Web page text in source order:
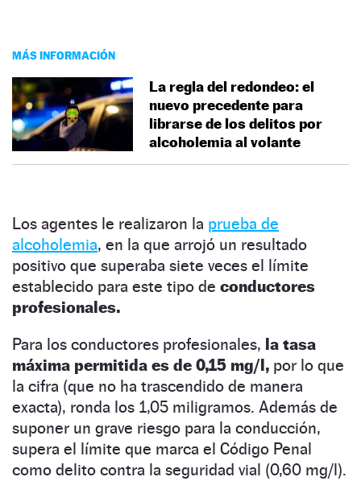
MÁS INFORMACIÓN
La regla del redondeo: el
nuevo precedente para
librarse de los delitos por
alcoholemia al volante
Los agentes le realizaron la prueba de
alcoholemia, en la que arrojó un resultado
positivo que superaba siete veces el límite
establecido para este tipo de conductores
profesionales.
Para los conductores profesionales, la tasa
máxima permitida es de 0,15 mg/l, por lo que
la cifra (que no ha trascendido de manera
exacta), ronda los 1,05 miligramos. Además de
suponer un grave riesgo para la conducción,
supera el límite que marca el Código Penal
como delito contra la seguridad vial (0,60 mg/l).